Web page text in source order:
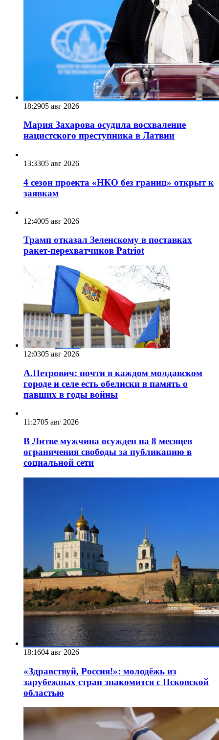
18:2905 авг 2026
Мария Захарова осудила восхваление
нацистского преступника в Латвии
13:3305 авг 2026
4 сезон проекта «НКО без границ» открыт к
заявкам
12:4005 авг 2026
Трамп отказал Зеленскому в поставках
ракет-перехватчиков Patriot
12:0305 авг 2026
А.Петрович: почти в каждом молдавском
городе и селе есть обелиски в память о
павших в годы войны
11:2705 авг 2026
В Литве мужчина осужден на 8 месяцев
ограничения свободы за публикацию в
социальной сети
18:1604 авг 2026
«Здравствуй, Россия!»: молодёжь из
зарубежных стран знакомится с Псковской
областью